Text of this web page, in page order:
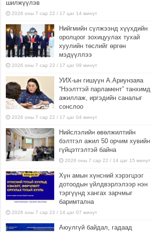
шилжүүлэв
2026 оны 7 сар 22 / 17 цаг 14 минут
Нийгмийн сүлжээнд хүүхдийн
оролцоог зохицуулах тухай
хуулийн төслийг өргөн
мэдүүллээ
2026 оны 7 сар 22 / 17 цаг 09 минут
УИХ-ын гишүүн А.Ариунзаяа
“Нээлттэй парламент” танхимд
ажиллаж, иргэдийн саналыг
сонслоо
2026 оны 7 сар 22 / 17 цаг 04 минут
Нийслэлийн өвөлжилтийн
бэлтгэл ажил 50 орчим хувийн
гүйцэтгэлтэй байна
2026 оны 7 сар 22 / 14 цаг 15 минут
Хүн амын хүнсний хэрэгцээг
дотоодын үйлдвэрлэлээр нэн
тэргүүнд хангах зарчмыг
баримтална
2026 оны 7 сар 22 / 14 цаг 07 минут
Аюулгүй байдал, гадаад